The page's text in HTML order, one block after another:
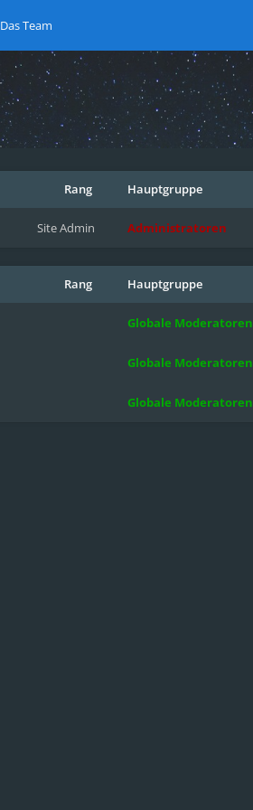
Das Team
Rang Hauptgruppe
Site Admin Administratoren
Rang Hauptgruppe
Globale Moderatoren
Globale Moderatoren
Globale Moderatoren